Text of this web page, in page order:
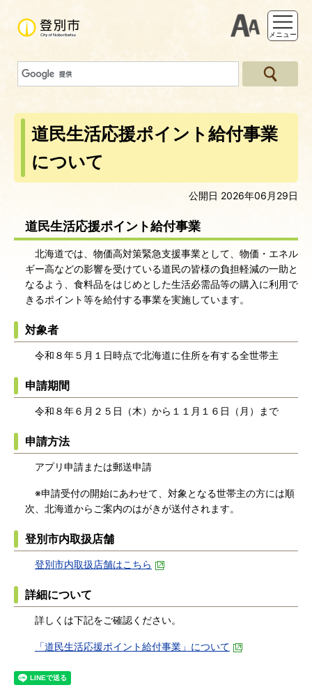
支援ツー
メニュー
道民生活応援ポイント給付事業
について
公開日 2026年06月29日
道民生活応援ポイント給付事業
北海道では、物価高対策緊急支援事業として、物価・エネル
ギー高などの影響を受けている道民の皆様の負担軽減の一助と
なるよう、食料品をはじめとした生活必需品等の購入に利用で
きるポイント等を給付する事業を実施しています。
対象者
令和８年５月１日時点で北海道に住所を有する全世帯主
申請期間
令和８年６月２５日（木）から１１月１６日（月）まで
申請方法
アプリ申請または郵送申請
※申請受付の開始にあわせて、対象となる世帯主の方には順
次、北海道からご案内のはがきが送付されます。
登別市内取扱店舗
登別市内取扱店舗はこちら
詳細について
詳しくは下記をご確認ください。
「道民生活応援ポイント給付事業」について